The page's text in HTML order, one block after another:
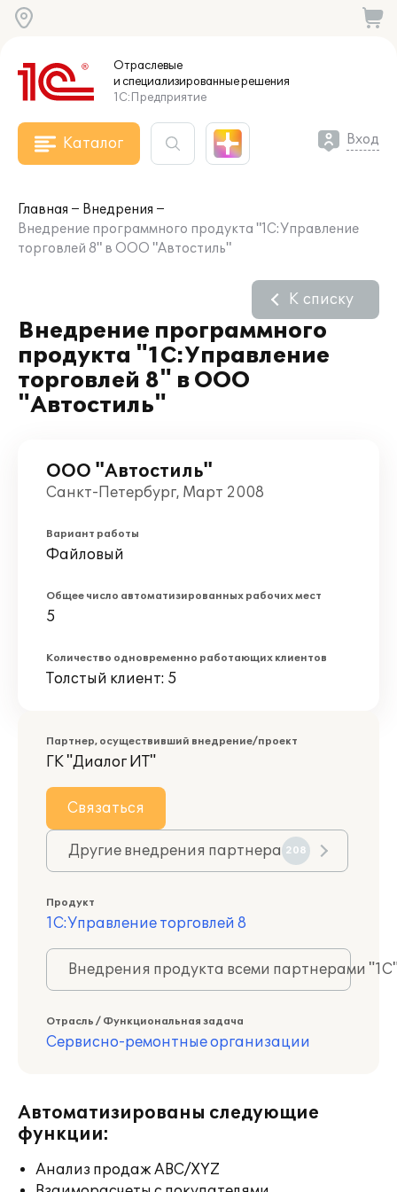
Отраслевые
и специализированныерешения
1С:Предприятие
Каталог Вход
Главная
Внедрения
Внедрение программного продукта "1С:Управление
торговлей 8" в ООО "Автостиль"
Внедрение программного
продукта "1С:Управление
торговлей 8" в ООО
"Автостиль"
К списку
ООО "Автостиль"
Санкт-Петербург, Март 2008
Вариант работы
Файловый
Общее число автоматизированных рабочих мест
5
Количество одновременно работающих клиентов
Толстый клиент: 5
Партнер, осуществивший внедрение/проект
ГК "Диалог ИТ"
Связаться
Другие внедрения партнера 208
Продукт
1С:Управление торговлей 8
Внедрения продукта всеми партнерами
Отрасль / Функциональная задача
Сервисно-ремонтные организации
Автоматизированы следующие
функции:
Анализ продаж ABC/XYZ